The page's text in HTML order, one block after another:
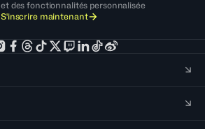
et des fonctionnalités personnalisée
S'inscrire maintenant